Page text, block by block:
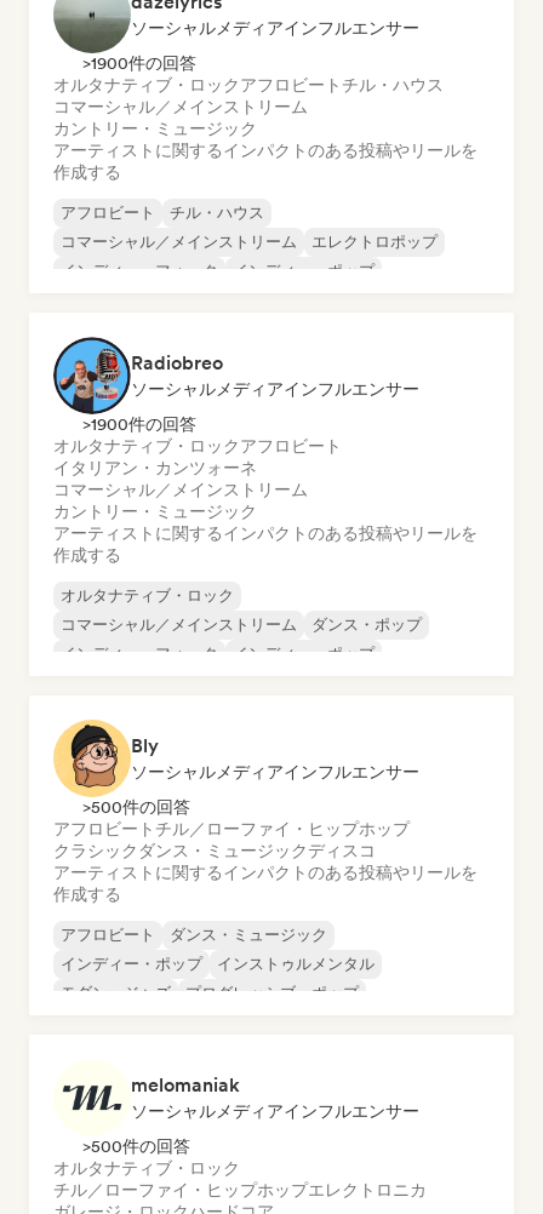
ソーシャルメディアインフルエンサー
>1900件の回答
オルタナティブ・ロックアフロビート チル・ハウス
コマーシャル／メインストリーム
カントリー・ミュージック
アーティストに関するインパクトのある投稿やリールを
作成する
アフロビート
チル・ハウス
コマーシャル／メインストリーム
エレクトロポップ
インディー・フォーク
インディー・ポップ
Radiobreo
ソーシャルメディアインフルエンサー
>1900件の回答
オルタナティブ・ロックアフロビート
イタリアン・カンツォーネ
コマーシャル／メインストリーム
カントリー・ミュージック
アーティストに関するインパクトのある投稿やリールを
作成する
オルタナティブ・ロック
コマーシャル／メインストリーム
ダンス・ポップ
インディー・フォーク
インディー・ポップ
Bly
ソーシャルメディアインフルエンサー
>500件の回答
アフロビート チル／ローファイ・ヒップホップ
クラシック ダンス・ミュージックディスコ
アーティストに関するインパクトのある投稿やリールを
作成する
アフロビート
ダンス・ミュージック
インディー・ポップ
インストゥルメンタル
モダン・ジャズ
プログレッシブ・ポップ
melomaniak
ソーシャルメディアインフルエンサー
>500件の回答
オルタナティブ・ロック
チル／ローファイ・ヒップホップエレクトロニカ